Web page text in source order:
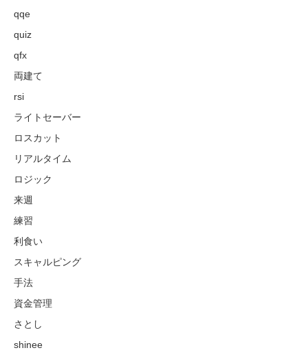
qqe
quiz
qfx
両建て
rsi
ライトセーバー
ロスカット
リアルタイム
ロジック
来週
練習
利食い
スキャルピング
手法
資金管理
さとし
shinee